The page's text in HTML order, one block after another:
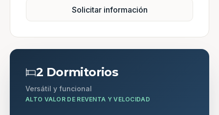
Solicitar información
2 Dormitorios
Versátil y funcional
ALTO VALOR DE REVENTA Y VELOCIDAD